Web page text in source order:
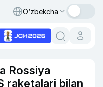
O‘zbekcha
Rossiya
raketalari bilan